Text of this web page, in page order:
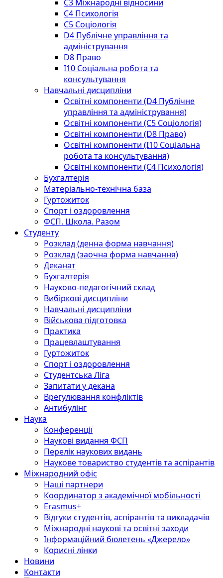
C3 Міжнародні відносини
C4 Психологія
С5 Соціологія
D4 Публічне управління та
адміністрування
D8 Право
I10 Соціальна робота та
консультування
Навчальні дисципліни
Освітні компоненти (D4 Публічне
управління та адміністрування)
Освітні компоненти (С5 Соціологія)
Освітні компоненти (D8 Право)
Освітні компоненти (I10 Соціальна
робота та консультування)
Освітні компоненти (С4 Психологія)
Бухгалтерія
Матеріально-технічна база
Гуртожиток
Спорт і оздоровлення
ФСП. Школа. Разом
Студенту
Розклад (денна форма навчання)
Розклад (заочна форма навчання)
Деканат
Бухгалтерія
Науково-педагогічний склад
Вибіркові дисципліни
Навчальні дисципліни
Військова підготовка
Практика
Працевлаштування
Гуртожиток
Спорт і оздоровлення
Студентська Ліга
Запитати у декана
Врегулювання конфліктів
Антибулінг
Наука
Конференції
Наукові видання ФСП
Перелік наукових видань
Наукове товариство студентів та аспірантів
Міжнародний офіс
Наші партнери
Координатор з академічної мобільності
Erasmus+
Відгуки студентів, аспірантів та викладачів
Міжнародні наукові та освітні заходи
Інформаційний бюлетень «Джерело»
Корисні лінки
Новини
Контакти